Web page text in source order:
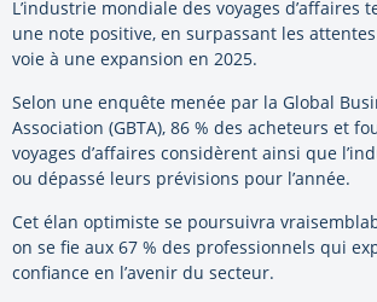
L’industrie mondiale des voyages d’affaires
une note positive, en surpassant les
voie à une expansion en 2025.
Selon une enquête menée par la Global
Association (GBTA), 86 % des acheteurs et
voyages d’affaires considèrent ainsi que
ou dépassé leurs prévisions pour l’année.
Cet élan optimiste se poursuivra
on se fie aux 67 % des professionnels qui
confiance en l’avenir du secteur.